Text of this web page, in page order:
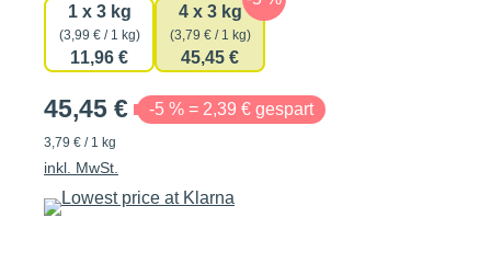
1 x 3 kg
(3,99 € / 1 kg)
11,96 €
4 x 3 kg
(3,79 € / 1 kg)
45,45 €
45,45 € -5 % = 2,39 € gespart
3,79 € / 1 kg
inkl. MwSt.